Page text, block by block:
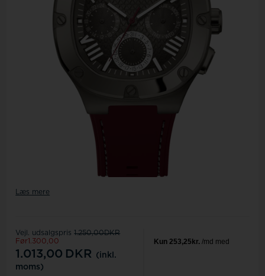
Læs mere
Vejl. udsalgspris 1.250,00DKR
Før1.300,00
1.013,00 DKR
(inkl.
moms)